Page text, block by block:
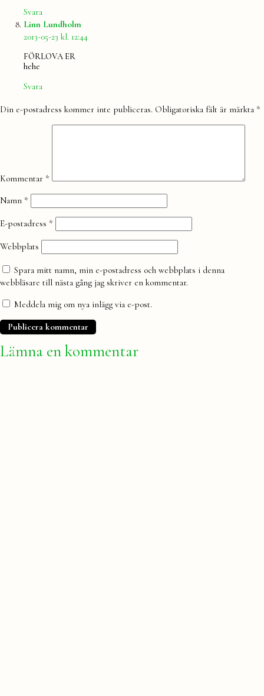
Svara
Linn Lundholm
2013-05-23 kl. 12:44
FÖRLOVA ER
hehe
Svara
Lämna
Din e-postadress kommer inte publiceras. Obligatoriska fält är märkta *
Kommentar *
Namn *
E-postadress *
Webbplats
Spara mitt namn, min e-postadress och webbplats i denna
webbläsare till nästa gång jag skriver en kommentar.
Meddela mig om nya inlägg via e-post.
Lämna en kommentar